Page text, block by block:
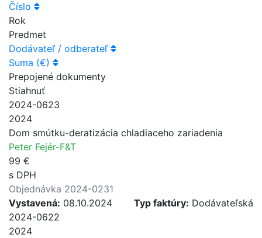
Číslo
Rok
Predmet
Dodávateľ / odberateľ
Suma (€)
Prepojené dokumenty
Stiahnuť
2024-0623
2024
Dom smútku-deratizácia chladiaceho zariadenia
Peter Fejér-F&T
99 €
s DPH
Objednávka 2024-0231
Vystavená: 08.10.2024 Typ faktúry: Dodávateľská
2024-0622
2024